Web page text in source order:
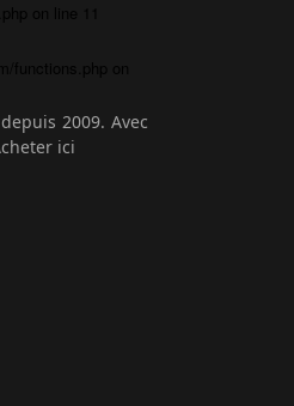
on line
functions.php
on
2009. Avec
ici